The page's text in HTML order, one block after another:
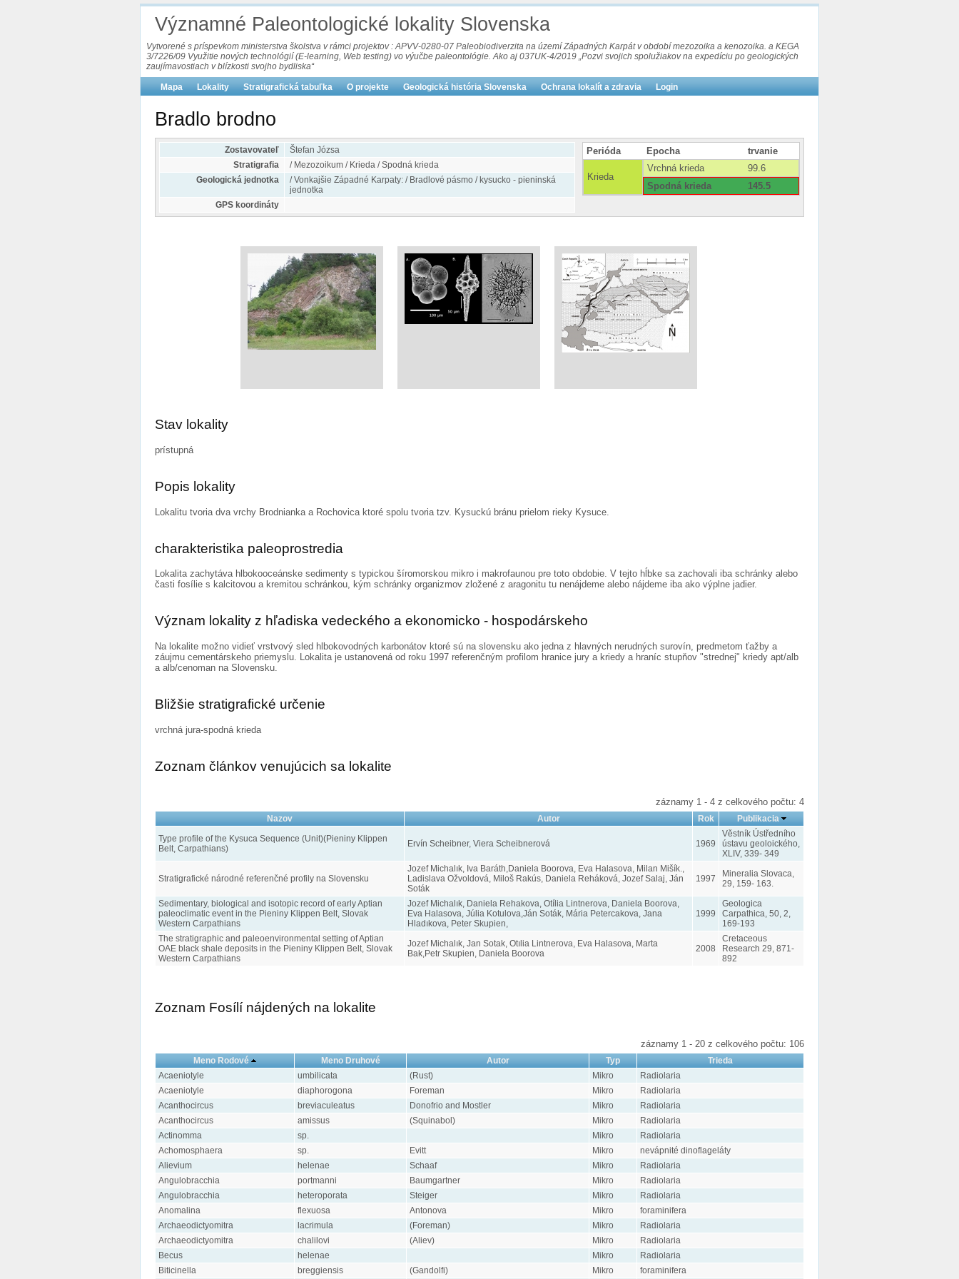
Významné Paleontologické lokality Slovenska
Vytvorené s príspevkom ministerstva školstva v rámci projektov : APVV-0280-07 Paleobiodiverzita na území Západných Karpát v období mezozoika a kenozoika. a KEGA
3/7226/09 Využitie nových technológií (E-learning, Web testing) vo výučbe paleontológie. Ako aj 037UK-4/2019 „Pozvi svojich spolužiakov na expedíciu po geologických
zaujímavostiach v blízkosti svojho bydliska“
Mapa Lokality Stratigrafická tabuľka O projekte Geologická história Slovenska Ochrana lokalít a zdravia Login
Bradlo brodno
Perióda Epocha trvanie
Krieda
Vrchná krieda
99.6
Spodná krieda
145.5
Zostavovateľ
Štefan Józsa
Stratigrafia
/ Mezozoikum / Krieda / Spodná krieda
Geologická jednotka
/ Vonkajšie Západné Karpaty: / Bradlové pásmo / kysucko - pieninská
jednotka
GPS koordináty
Stav lokality
prístupná
Popis lokality
Lokalitu tvoria dva vrchy Brodnianka a Rochovica ktoré spolu tvoria tzv. Kysuckú bránu prielom rieky Kysuce.
charakteristika paleoprostredia
Lokalita zachytáva hlbokooceánske sedimenty s typickou šíromorskou mikro i makrofaunou pre toto obdobie. V tejto hĺbke sa zachovali iba schránky alebo
časti fosílie s kalcitovou a kremitou schránkou, kým schránky organizmov zložené z aragonitu tu nenájdeme alebo nájdeme iba ako výplne jadier.
Význam lokality z hľadiska vedeckého a ekonomicko - hospodárskeho
Na lokalite možno vidieť vrstvový sled hlbokovodných karbonátov ktoré sú na slovensku ako jedna z hlavných nerudných surovín, predmetom ťažby a
záujmu cementárskeho priemyslu. Lokalita je ustanovená od roku 1997 referenčným profilom hranice jury a kriedy a hraníc stupňov "strednej" kriedy apt/alb
a alb/cenoman na Slovensku.
Bližšie stratigrafické určenie
vrchná jura-spodná krieda
Zoznam článkov venujúcich sa lokalite
záznamy 1 - 4 z celkového počtu: 4
Nazov Autor Rok
Publikacia
Type profile of the Kysuca Sequence (Unit)(Pieniny Klippen
Belt, Carpathians)
Ervín Scheibner, Viera Scheibnerová 1969
Věstník Ústředního
ústavu geoloického,
XLIV, 339- 349
Stratigrafické národné referenčné profily na Slovensku
Jozef Michalık, Iva Baráth,Daniela Boorova, Eva Halasova, Milan Mišík.,
Ladislava Ožvoldová, Miloš Rakús, Daniela Reháková, Jozef Salaj, Ján
Soták
1997
Mineralia Slovaca,
29, 159- 163.
Sedimentary, biological and isotopic record of early Aptian
paleoclimatic event in the Pieniny Klippen Belt, Slovak
Western Carpathians
Jozef Michalık, Daniela Rehakova, Otília Lintnerova, Daniela Boorova,
Eva Halasova, Júlia Kotulova,Ján Soták, Mária Petercakova, Jana
Hladıkova, Peter Skupien,
1999
Geologica
Carpathica, 50, 2,
169-193
The stratigraphic and paleoenvironmental setting of Aptian
OAE black shale deposits in the Pieniny Klippen Belt, Slovak
Western Carpathians
Jozef Michalık, Jan Sotak, Otılia Lintnerova, Eva Halasova, Marta
Bak,Petr Skupien, Daniela Boorova
2008
Cretaceous
Research 29, 871-
892
Zoznam Fosílí nájdených na lokalite
záznamy 1 - 20 z celkového počtu: 106
Meno Rodové Meno Druhové Autor Typ
Trieda
Acaeniotyle
umbilicata (Rust) Mikro
Radiolaria
Acaeniotyle
diaphorogona Foreman Mikro
Radiolaria
Acanthocircus
breviaculeatus Donofrio and Mostler Mikro
Radiolaria
Acanthocircus
amissus (Squinabol) Mikro
Radiolaria
Actinomma
sp. Mikro
Radiolaria
Achomosphaera
sp. Evitt Mikro
nevápnité dinoflageláty
Alievium
helenae Schaaf Mikro
Radiolaria
Angulobracchia
portmanni Baumgartner Mikro
Radiolaria
Angulobracchia
heteroporata Steiger Mikro
Radiolaria
Anomalina
flexuosa Antonova Mikro
foraminifera
Archaeodictyomitra
lacrimula (Foreman) Mikro
Radiolaria
Archaeodictyomitra
chalilovi (Aliev) Mikro
Radiolaria
Becus
helenae Mikro
Radiolaria
Biticinella
breggiensis (Gandolfi) Mikro foraminifera